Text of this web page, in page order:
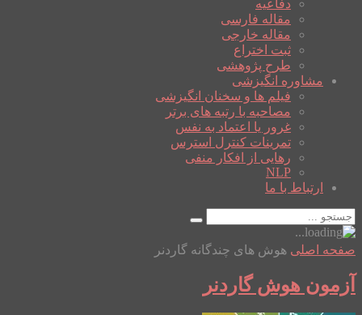
دفاعیه
مقاله فارسی
مقاله خارجی
ثبت اختراع
طرح پژوهشی
مشاوره انگیزشی
فیلم ها و سخنان انگیزشی
مصاحبه با رتبه های برتر
غرور یا اعتماد به نفس
تمرینات کنترل استرس
رهایی از افکار منفی
NLP
ارتباط با ما
صفحه اصلی هوش های چندگانه گاردنر
آزمون هوش گاردنر